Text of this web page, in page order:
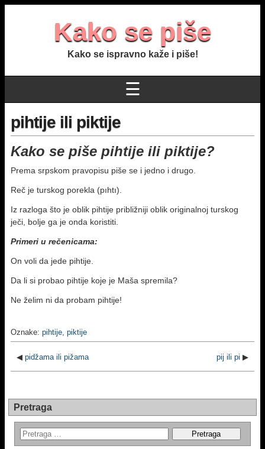
Kako se piše
Kako se ispravno kaže i piše!
☰
pihtije ili piktije
Kako se piše pihtije ili piktije?
Prema srpskom pravopisu piše se i jedno i drugo.
Reč je turskog porekla (pıhtı).
Iz razloga što je oblik pihtije približniji oblik originalnoj turskog
ječi, bolje ga je onda koristiti.
Primeri u rečenicama:
On voli da jede pihtije.
Da li si probao pihtije koje je Maša spremila?
Ne želim ni da probam pihtije!
Oznake: pihtije, piktije
◀ pidžama ili pižama pij ili pi ▶
Pretraga